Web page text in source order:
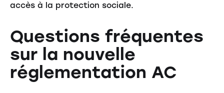
accès à la protection sociale.
Questions fréquentes
sur la nouvelle
réglementation AC